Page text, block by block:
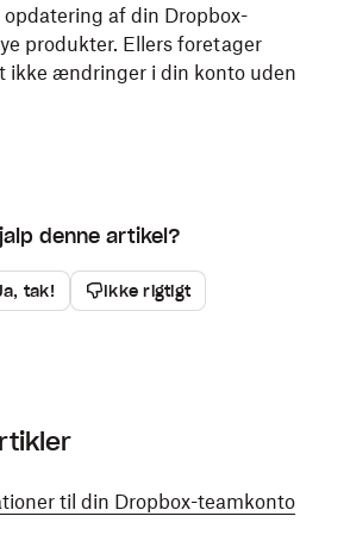
af din Dropbox-
produkter. Ellers foretager
ikke ændringer i din konto uden
denne artikel?
tak! Ikke rigtigt
til din Dropbox-teamkonto